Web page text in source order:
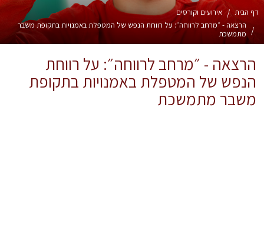
דף הבית / אירועים וקורסים
/ הרצאה - ״מרחב לרווחה״: על רווחת הנפש של המטפלת באמנויות בתקופת משבר
מתמשכת
הרצאה - ״מרחב לרווחה״: על רווחת
הנפש של המטפלת באמנויות בתקופת
משבר מתמשכת